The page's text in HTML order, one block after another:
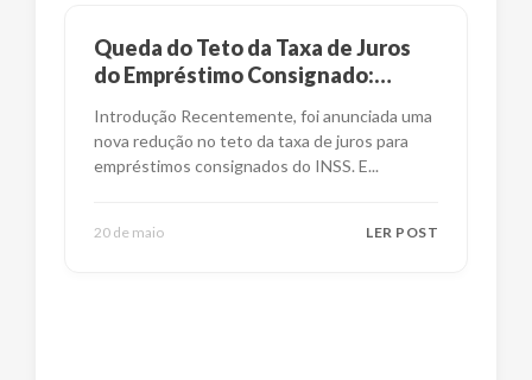
Queda do Teto da Taxa de Juros
do Empréstimo Consignado:
Introdução Recentemente, foi anunciada uma
nova redução no teto da taxa de juros para
empréstimos consignados do INSS. E...
20 de maio LER POST